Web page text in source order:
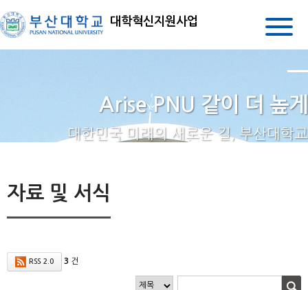
대학혁신지원사업
Arise PNU 같이 더 높게
대한민국 미래의 새로운 길, 부산대학교
자료 및 서식
RSS 2.0 3 건